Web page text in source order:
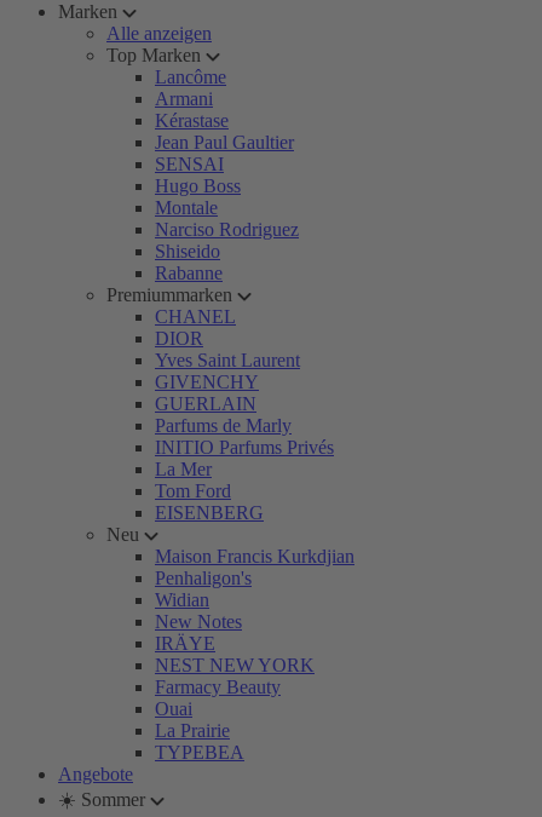
Marken
Alle anzeigen
Top Marken
Lancôme
Armani
Kérastase
Jean Paul Gaultier
SENSAI
Hugo Boss
Montale
Narciso Rodriguez
Shiseido
Rabanne
Premiummarken
CHANEL
DIOR
Yves Saint Laurent
GIVENCHY
GUERLAIN
Parfums de Marly
INITIO Parfums Privés
La Mer
Tom Ford
EISENBERG
Neu
Maison Francis Kurkdjian
Penhaligon's
Widian
New Notes
IRÄYE
NEST NEW YORK
Farmacy Beauty
Ouai
La Prairie
TYPEBEA
Angebote
☀️ Sommer